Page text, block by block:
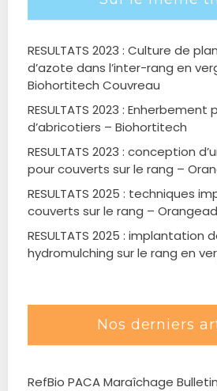
RESULTATS 2023 : Culture de
d’azote dans l’inter-rang en
Biohortitech Couvreau
RESULTATS 2023 :
d’abricotiers – Biohortitech
RESULTATS 2023 : conception
pour couverts sur le rang –
RESULTATS 2025 : techniques
couverts sur le rang –
RESULTATS 2025 : implantation
hydromulching sur le rang en
Nos derniers
RefBio PACA Maraîchage